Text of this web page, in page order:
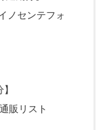
ノセンテフォ
販リスト